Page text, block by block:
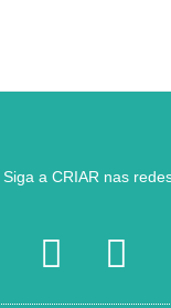
Siga a CRIAR nas